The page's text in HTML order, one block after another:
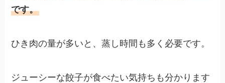
です。
ひき肉の量が多いと、蒸し時間も多く必要です。
ジューシーな餃子が食べたい気持ちも分かります